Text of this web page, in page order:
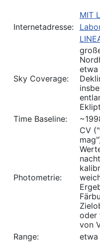
Internetadresse:
MIT
Sky Coverage:
etwa
Time Baseline:
Photometrie:
CV
oder
von
Range:
etwa